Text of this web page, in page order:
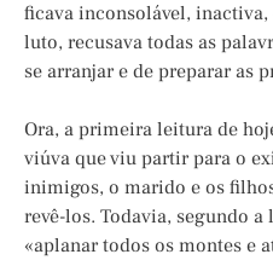
ficava inconsolável,
luto, recusava todas as
se arranjar e de preparar as
Ora, a primeira leitura de
viúva que viu partir para o
inimigos, o marido e os
revê-los. Todavia, segundo
«aplanar todos os montes e